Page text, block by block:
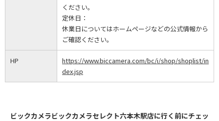
ください。
定休日：
休業日についてはホームページなどの公式情報から
ご確認ください。
HP
https://www.biccamera.com/bc/i/shop/shoplist/in
dex.jsp
ビックカメラビックカメラセレクト六本木駅店に行く前にチェッ